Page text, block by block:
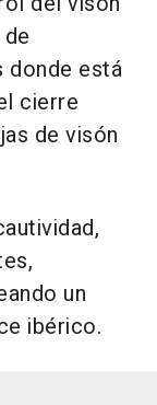
donde está
cierre
de visón
un
ibérico.